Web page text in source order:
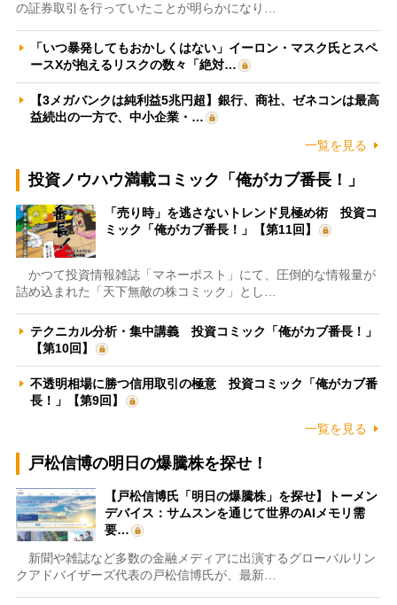
の証券取引を行っていたことが明らかになり…
「いつ暴発してもおかしくはない」イーロン・マスク氏とスペ
ースXが抱えるリスクの数々「絶対…
【3メガバンクは純利益5兆円超】銀行、商社、ゼネコンは最高
益続出の一方で、中小企業・…
一覧を見る
投資ノウハウ満載コミック「俺がカブ番長！」
「売り時」を逃さないトレンド見極め術 投資コ
ミック「俺がカブ番長！」【第11回】
かつて投資情報雑誌「マネーポスト」にて、圧倒的な情報量が
詰め込まれた「天下無敵の株コミック」とし…
テクニカル分析・集中講義 投資コミック「俺がカブ番長！」
【第10回】
不透明相場に勝つ信用取引の極意 投資コミック「俺がカブ番
長！」【第9回】
一覧を見る
戸松信博の明日の爆騰株を探せ！
【戸松信博氏「明日の爆騰株」を探せ】トーメン
デバイス：サムスンを通じて世界のAIメモリ需
要…
新聞や雑誌など多数の金融メディアに出演するグローバルリン
クアドバイザーズ代表の戸松信博氏が、最新…